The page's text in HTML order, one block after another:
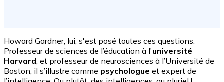
Howard Gardner, lui, s'est posé toutes ces questions.
Professeur de sciences de l’éducation à l'université
Harvard, et professeur de neurosciences à l’Université de
Boston, il s’illustre comme psychologue et expert de